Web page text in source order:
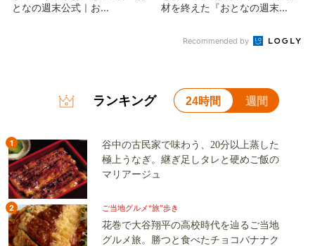
となの週末公式｜お...
材を終えた『おとなの週末...
Recommended by
ランキング 24時間 週間
1
谷中の古民家で味わう、20分以上蒸した
極上うなぎ。継ぎ足しタレと硬めご飯の
マリアージュ
2 ご当地グルメ“旅”歩き
花巻で大谷翔平の高校時代を辿るご当地
グルメ旅。勝つと食べたチョコバナナク